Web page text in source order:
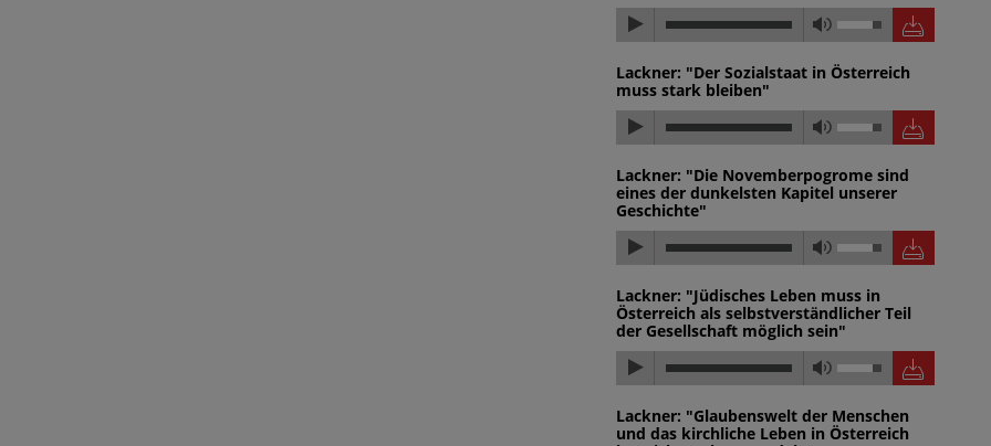
Lackner: "Der Sozialstaat in Österreich
muss stark bleiben"
Lackner: "Die Novemberpogrome sind
eines der dunkelsten Kapitel unserer
Geschichte"
Lackner: "Jüdisches Leben muss in
Österreich als selbstverständlicher Teil
der Gesellschaft möglich sein"
Lackner: "Glaubenswelt der Menschen
und das kirchliche Leben in Österreich